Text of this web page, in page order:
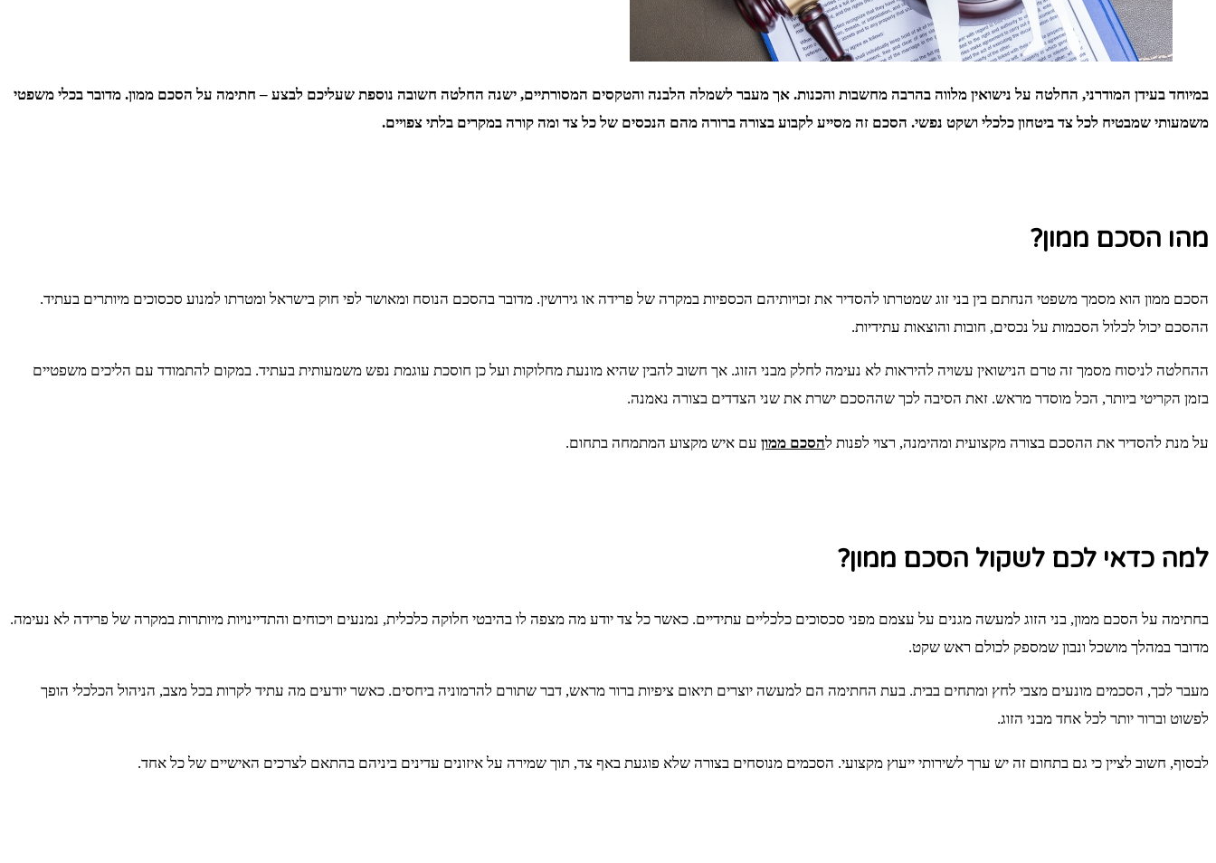
במיוחד בעידן המודרני, החלטה על נישואין מלווה בהרבה מחשבות והכנות. אך מעבר לשמלה הלבנה והטקסים המסורתיים, ישנה החלטה חשובה נוספת שעליכם לבצע – חתימה על הסכם ממון. מדובר בכלי משפטי
משמעותי שמבטיח לכל צד ביטחון כלכלי ושקט נפשי. הסכם זה מסייע לקבוע בצורה ברורה מהם הנכסים של כל צד ומה קורה במקרים בלתי צפויים.
מהו הסכם ממון?
הסכם ממון הוא מסמך משפטי הנחתם בין בני זוג שמטרתו להסדיר את זכויותיהם הכספיות במקרה של פרידה או גירושין. מדובר בהסכם הנוסח ומאושר לפי חוק בישראל ומטרתו למנוע סכסוכים מיותרים בעתיד.
ההסכם יכול לכלול הסכמות על נכסים, חובות והוצאות עתידיות.
ההחלטה לניסוח מסמך זה טרם הנישואין עשויה להיראות לא נעימה לחלק מבני הזוג. אך חשוב להבין שהיא מונעת מחלוקות ועל כן חוסכת עוגמת נפש משמעותית בעתיד. במקום להתמודד עם הליכים משפטיים
בזמן הקריטי ביותר, הכל מוסדר מראש. זאת הסיבה לכך שההסכם ישרת את שני הצדדים בצורה נאמנה.
על מנת להסדיר את ההסכם בצורה מקצועית ומהימנה, רצוי לפנות להסכם ממון עם איש מקצוע המתמחה בתחום.
למה כדאי לכם לשקול הסכם ממון?
בחתימה על הסכם ממון, בני הזוג למעשה מגנים על עצמם מפני סכסוכים כלכליים עתידיים. כאשר כל צד יודע מה מצפה לו בהיבטי חלוקה כלכלית, נמנעים ויכוחים והתדיינויות מיותרות במקרה של פרידה לא נעימה.
מדובר במהלך מושכל ונבון שמספק לכולם ראש שקט.
מעבר לכך, הסכמים מונעים מצבי לחץ ומתחים בבית. בעת החתימה הם למעשה יוצרים תיאום ציפיות ברור מראש, דבר שתורם להרמוניה ביחסים. כאשר יודעים מה עתיד לקרות בכל מצב, הניהול הכלכלי הופך
לפשוט וברור יותר לכל אחד מבני הזוג.
לבסוף, חשוב לציין כי גם בתחום זה יש ערך לשירותי ייעוץ מקצועי. הסכמים מנוסחים בצורה שלא פוגעת באף צד, תוך שמירה על איזונים עדינים ביניהם בהתאם לצרכים האישיים של כל אחד.